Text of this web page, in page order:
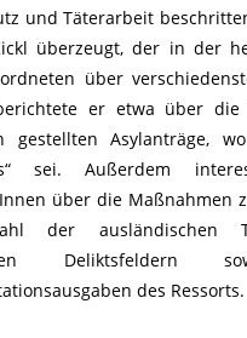
und Täterarbeit
überzeugt, der in der
über
er etwa über die
gestellten Asylanträge,
sei. Außerdem
über die Maßnahmen
der ausländischen
des Ressorts.